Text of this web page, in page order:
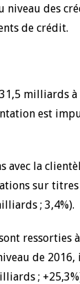
niveau des
de crédit.
milliards
est
avec la
sur
; 3,4%).
ressorties
de
;